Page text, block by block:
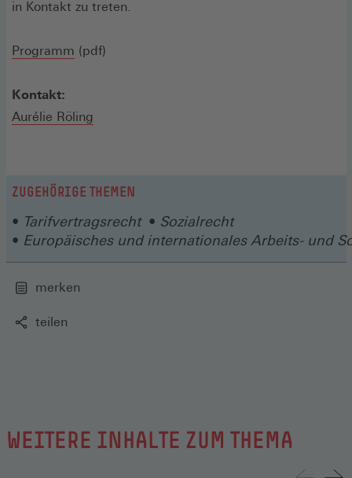
in Kontakt zu treten.
Programm (Öffnet
neuen
(pdf)
Kontakt:
Aurélie Röling
ZUGEHÖRIGE THEMEN
Tarifvertragsrecht
Sozialrecht
Europäisches und internationales Arbeits- und
merken
teilen
WEITERE INHALTE ZUM THEMA